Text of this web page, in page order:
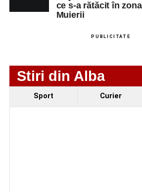
Evenimentul face parte din
Camp 2026, proiect susținut de
care urmărește să ofere tinerilor
ce s-a rătăcit în
Muierii
PUBLICITATE
Stiri din Alba
Sport Curier